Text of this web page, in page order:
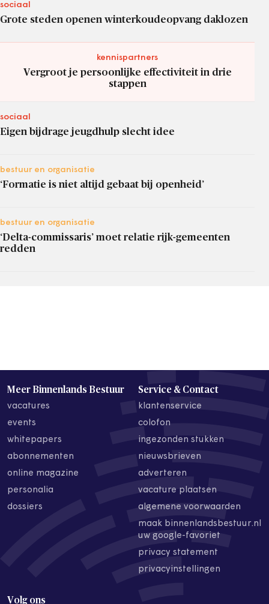
sociaal
Grote steden openen winterkoudeopvang daklozen
kennispartners
Vergroot je persoonlijke effectiviteit in drie
stappen
sociaal
Eigen bijdrage jeugdhulp slecht idee
bestuur en organisatie
‘Formatie is niet altijd gebaat bij openheid’
bestuur en organisatie
‘Delta-commissaris’ moet relatie rijk-gemeenten
redden
Meer Binnenlands Bestuur
vacatures
events
whitepapers
abonnementen
online magazine
personalia
dossiers
Service & Contact
klantenservice
colofon
ingezonden stukken
nieuwsbrieven
adverteren
vacature plaatsen
algemene voorwaarden
maak binnenlandsbestuur.nl
uw google-favoriet
privacy statement
privacyinstellingen
Volg ons